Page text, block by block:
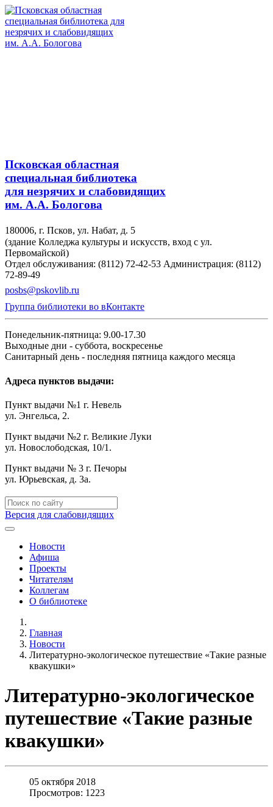
Псковская областная
специальная библиотека
для незрячих и слабовидящих
им. А.А. Бологова
180006, г. Псков, ул. Набат, д. 5
(здание Колледжа культуры и искусств, вход с ул.
Первомайской)
Отдел обслуживания: (8112) 72-42-53 Администрация: (8112)
72-89-49
posbs@pskovlib.ru
Группа библиотеки во вКонтакте
Понедельник-пятница: 9.00-17.30
Выходные дни - суббота, воскресенье
Санитарный день - последняя пятница каждого месяца
Адреса пунктов выдачи:
Пункт выдачи №1 г. Невель
ул. Энгельса, 2.
Пункт выдачи №2 г. Великие Луки
ул. Новослободская, 10/1.
Пункт выдачи № 3 г. Печоры
ул. Юрьевская, д. 3а.
Версия для слабовидящих
Новости
Афиша
Проекты
Читателям
Коллегам
О библиотеке
Главная
Новости
Литературно-экологическое путешествие «Такие разные
квакушки»
Литературно-экологическое
путешествие «Такие разные
квакушки»
05 октября 2018
Просмотров: 1223